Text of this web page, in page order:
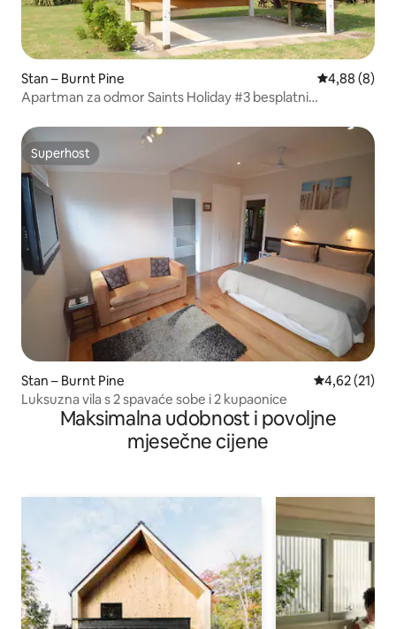
Stan – Burnt Pine Prosječna
4,88 (8)
Apartman za odmor Saints Holiday #3 besplatni
Superhost
Superhost
Stan – Burnt Pine Prosječna
4,62 (21)
Luksuzna vila s 2 spavaće sobe i 2 kupaonice
Maksimalna udobnost i povoljne
mjesečne cijene